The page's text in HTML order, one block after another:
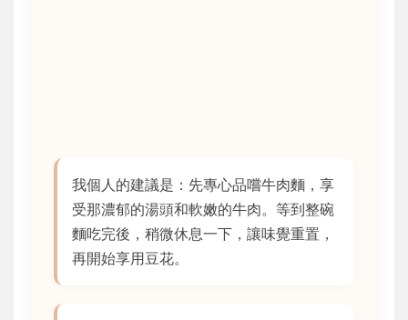
我個人的建議是：先專心品嚐牛肉麵，享
受那濃郁的湯頭和軟嫩的牛肉。等到整碗
麵吃完後，稍微休息一下，讓味覺重置，
再開始享用豆花。